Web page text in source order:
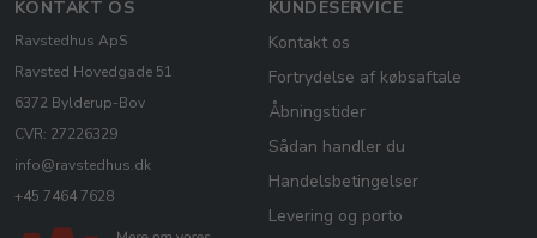
KONTAKT OS
Ravstedhus ApS
Ravsted Hovedgade 51
6372 Bylderup-Bov
CVR: 27226329
info@ravstedhus.dk
+45 7464 7628
KUNDESERVICE
Kontakt os
Fortrydelse af købsaftale
Åbningstider
Sådan handler du
Handelsbetingelser
Levering og porto